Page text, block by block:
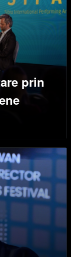
prin